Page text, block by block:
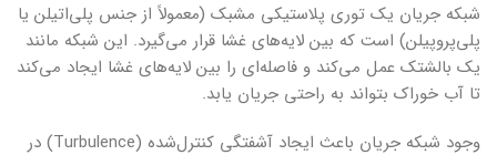
شبکه جریان یک توری پلاستیکی مشبک (معمولاً از جنس پلی‌اتیلن یا
پلی‌پروپیلن) است که بین لایه‌های غشا قرار می‌گیرد. این شبکه مانند
یک بالشتک عمل می‌کند و فاصله‌ای را بین لایه‌های غشا ایجاد می‌کند
تا آب خوراک بتواند به راحتی جریان یابد.
وجود شبکه جریان باعث ایجاد آشفتگی کنترل‌شده (Turbulence) در